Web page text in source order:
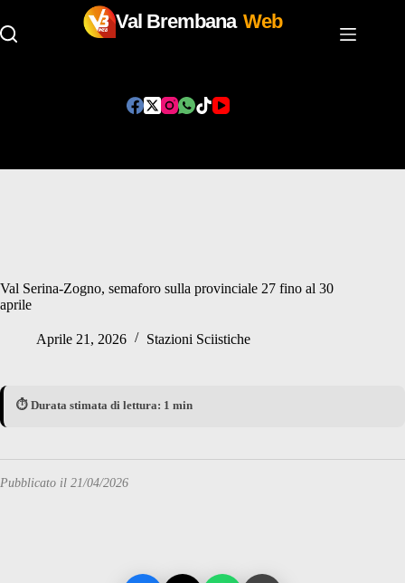
Val Brembana Web
Val Serina-Zogno, semaforo sulla provinciale 27 fino al 30
aprile
Aprile 21, 2026 Stazioni Sciistiche
⏱️ Durata stimata di lettura: 1 min
Pubblicato il 21/04/2026